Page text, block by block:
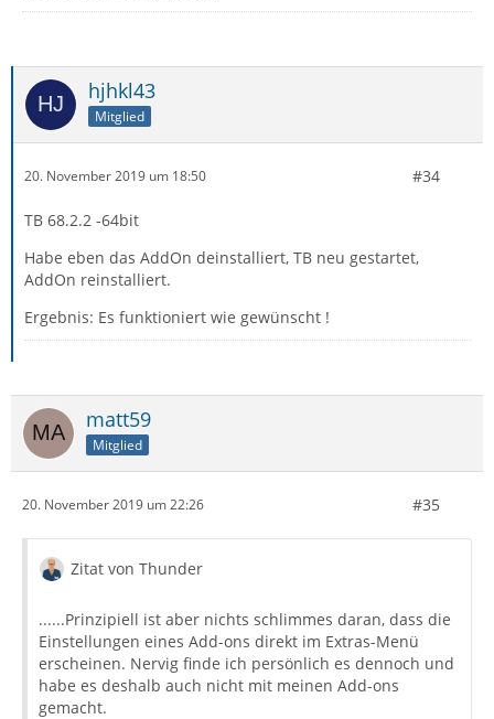
hjhkl43
Mitglied
20. November 2019 um 18:50 #34
TB 68.2.2 -64bit
Habe eben das AddOn deinstalliert, TB neu gestartet,
AddOn reinstalliert.
Ergebnis: Es funktioniert wie gewünscht !
matt59
Mitglied
20. November 2019 um 22:26 #35
Zitat von Thunder
......Prinzipiell ist aber nichts schlimmes daran, dass die
Einstellungen eines Add-ons direkt im Extras-Menü
erscheinen. Nervig finde ich persönlich es dennoch und
habe es deshalb auch nicht mit meinen Add-ons
gemacht.